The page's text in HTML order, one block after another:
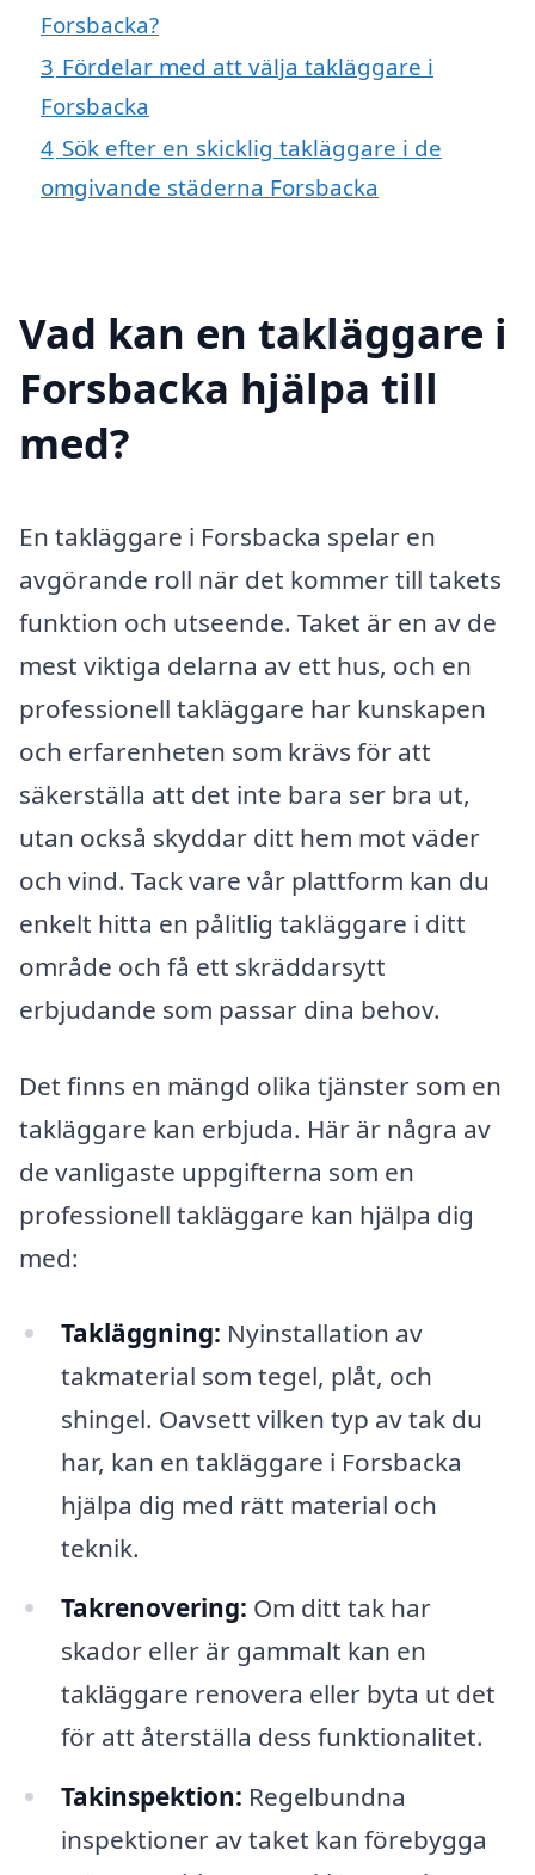
Forsbacka?
3 Fördelar med att välja takläggare i
Forsbacka
4 Sök efter en skicklig takläggare i de
omgivande städerna Forsbacka
Vad kan en takläggare i
Forsbacka hjälpa till
med?
En takläggare i Forsbacka spelar en
avgörande roll när det kommer till takets
funktion och utseende. Taket är en av de
mest viktiga delarna av ett hus, och en
professionell takläggare har kunskapen
och erfarenheten som krävs för att
säkerställa att det inte bara ser bra ut,
utan också skyddar ditt hem mot väder
och vind. Tack vare vår plattform kan du
enkelt hitta en pålitlig takläggare i ditt
område och få ett skräddarsytt
erbjudande som passar dina behov.
Det finns en mängd olika tjänster som en
takläggare kan erbjuda. Här är några av
de vanligaste uppgifterna som en
professionell takläggare kan hjälpa dig
med:
Takläggning: Nyinstallation av
takmaterial som tegel, plåt, och
shingel. Oavsett vilken typ av tak du
har, kan en takläggare i Forsbacka
hjälpa dig med rätt material och
teknik.
Takrenovering: Om ditt tak har
skador eller är gammalt kan en
takläggare renovera eller byta ut det
för att återställa dess funktionalitet.
Takinspektion: Regelbundna
inspektioner av taket kan förebygga